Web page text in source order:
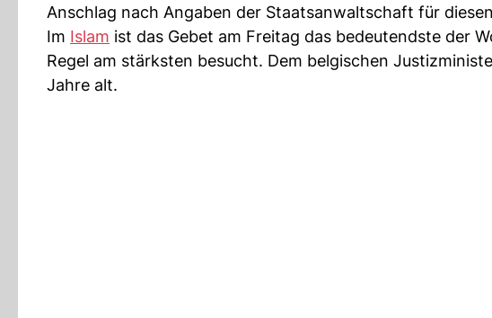
Anschlag nach Angaben der Staatsanwaltschaft für
Im Islam ist das Gebet am Freitag das bedeutendste der
Regel am stärksten besucht. Dem belgischen
Jahre alt.